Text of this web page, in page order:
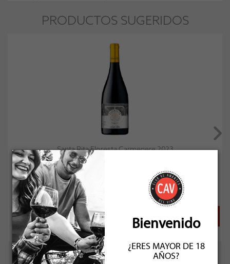
PRODUCTOS SUGERIDOS
Santa Rita Floresta Carmenere 2023
Bienvenido
¿ERES MAYOR DE 18
AÑOS?